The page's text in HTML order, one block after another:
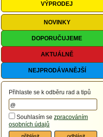
VÝPRODEJ
NOVINKY
DOPORUČUJEME
AKTUÁLNĚ
NEJPRODÁVANĚJŠÍ
Přihlaste se k odběru rad a tipů
Souhlasím se zpracováním
osobních údajů